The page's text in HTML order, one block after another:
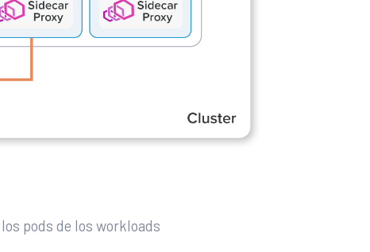
pods de los workloads